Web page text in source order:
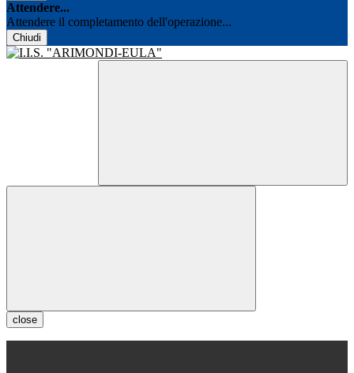
Attendere...
Attendere il completamento dell'operazione...
Chiudi
close